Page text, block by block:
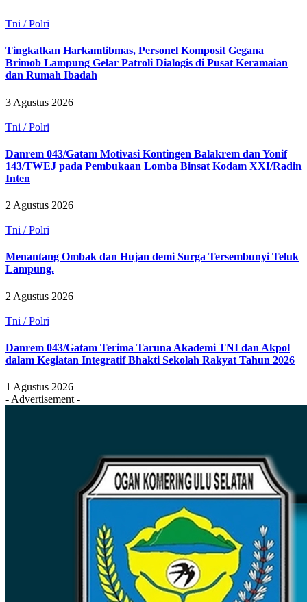
Tni / Polri
Tingkatkan Harkamtibmas, Personel Komposit Gegana
Brimob Lampung Gelar Patroli Dialogis di Pusat Keramaian
dan Rumah Ibadah
3 Agustus 2026
Tni / Polri
Danrem 043/Gatam Motivasi Kontingen Balakrem dan Yonif
143/TWEJ pada Pembukaan Lomba Binsat Kodam XXI/Radin
Inten
2 Agustus 2026
Tni / Polri
Menantang Ombak dan Hujan demi Surga Tersembunyi Teluk
Lampung.
2 Agustus 2026
Tni / Polri
Danrem 043/Gatam Terima Taruna Akademi TNI dan Akpol
dalam Kegiatan Integratif Bhakti Sekolah Rakyat Tahun 2026
1 Agustus 2026
- Advertisement -